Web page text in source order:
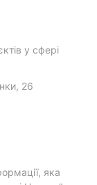
у сфері
26
яка